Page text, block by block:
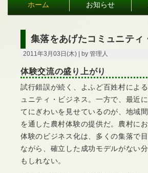
ホーム お知らせ
集落をあげたコミュニテ
2011年3月03日(木) | by 管理人
体験交流の盛り上がり
試行錯誤が続く、よふど百姓村による
ュニティ・ビジネス。一方で、最近
てにぎわいを見せているのが、地域
を通した農村体験の提供だ。農村に
体験のビジネス化は、多くの集落で
ながら、確立した成功モデルがない
もしれない。